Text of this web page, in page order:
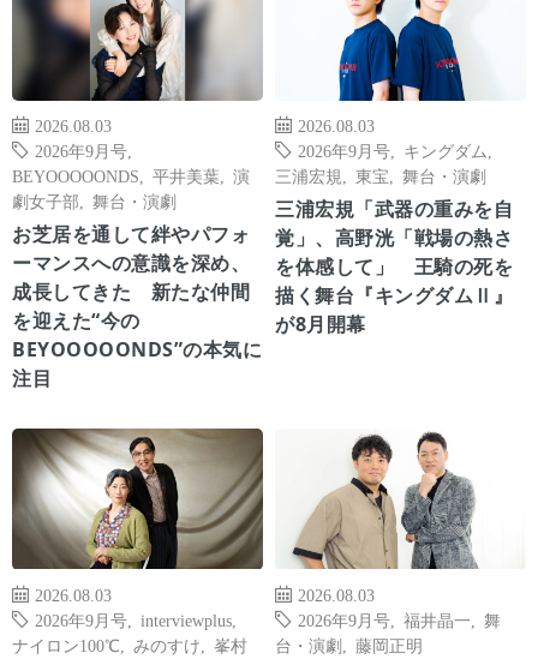
2026.08.03
2026年9月号
BEYOOOOONDS
平井美葉
演
劇女子部
舞台・演劇
お芝居を通して絆やパフォ
ーマンスへの意識を深め、
成長してきた 新たな仲間
を迎えた“今の
BEYOOOOONDS”の本気に
注目
2026.08.03
2026年9月号
キングダム
三浦宏規
東宝 舞台・演劇
三浦宏規「武器の重みを自
覚」、高野洸「戦場の熱さ
を体感して」 王騎の死を
描く舞台『キングダムⅡ』
が8月開幕
2026.08.03
2026年9月号
interviewplus
ナイロン100℃
みのすけ
峯村
2026.08.03
2026年9月号
福井晶一
舞
台・演劇
藤岡正明